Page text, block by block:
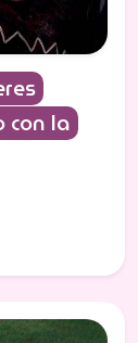
con la